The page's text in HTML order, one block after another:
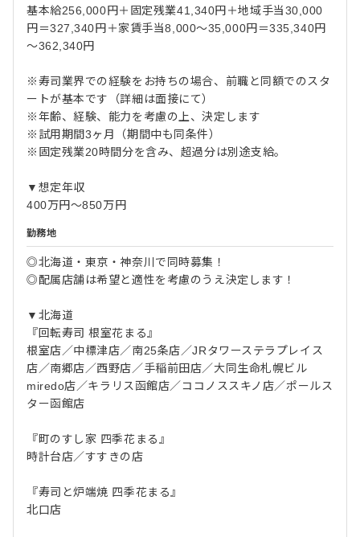
基本給256,000円＋固定残業41,340円＋地域手当30,000
円＝327,340円＋家賃手当8,000～35,000円＝335,340円
～362,340円
※寿司業界での経験をお持ちの場合、前職と同額でのスタ
ートが基本です（詳細は面接にて）
※年齢、経験、能力を考慮の上、決定します
※試用期間3ヶ月（期間中も同条件）
※固定残業20時間分を含み、超過分は別途支給。
▼想定年収
400万円～850万円
勤務地
◎北海道・東京・神奈川で同時募集！
◎配属店舗は希望と適性を考慮のうえ決定します！
▼北海道
『回転寿司 根室花まる』
根室店／中標津店／南25条店／JRタワーステラプレイス
店／南郷店／西野店／手稲前田店／大同生命札幌ビル
miredo店／キラリス函館店／ココノススキノ店／ポールス
ター函館店
『町のすし家 四季花まる』
時計台店／すすきの店
『寿司と炉端焼 四季花まる』
北口店